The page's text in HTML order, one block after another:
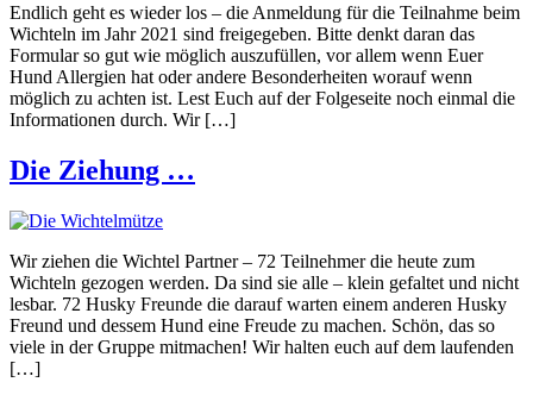
Endlich geht es wieder los – die Anmeldung für die Teilnahme beim
Wichteln im Jahr 2021 sind freigegeben. Bitte denkt daran das
Formular so gut wie möglich auszufüllen, vor allem wenn Euer
Hund Allergien hat oder andere Besonderheiten worauf wenn
möglich zu achten ist. Lest Euch auf der Folgeseite noch einmal die
Informationen durch. Wir […]
Die Ziehung …
Wir ziehen die Wichtel Partner – 72 Teilnehmer die heute zum
Wichteln gezogen werden. Da sind sie alle – klein gefaltet und nicht
lesbar. 72 Husky Freunde die darauf warten einem anderen Husky
Freund und dessem Hund eine Freude zu machen. Schön, das so
viele in der Gruppe mitmachen! Wir halten euch auf dem laufenden
[…]